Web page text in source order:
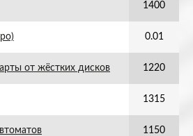
1400
0.01
от жёстких дисков 1220
1315
1150